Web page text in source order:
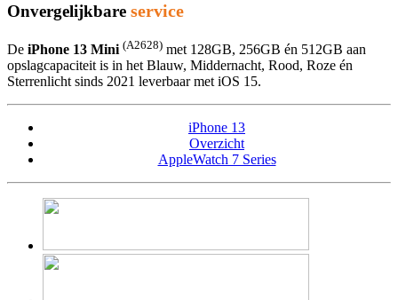
Onvergelijkbare service
De iPhone 13 Mini (A2628) met 128GB, 256GB én 512GB aan
opslagcapaciteit is in het Blauw, Middernacht, Rood, Roze én
Sterrenlicht sinds 2021 leverbaar met iOS 15.
iPhone 13
Overzicht
AppleWatch 7 Series